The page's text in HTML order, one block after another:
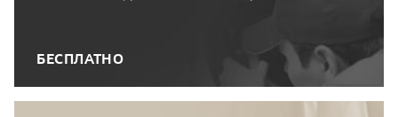
БЕСПЛАТНО